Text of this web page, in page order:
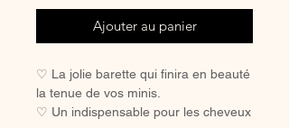
Ajouter au panier
♡ La jolie barette qui finira en beauté
la tenue de vos minis.
♡ Un indispensable pour les cheveux